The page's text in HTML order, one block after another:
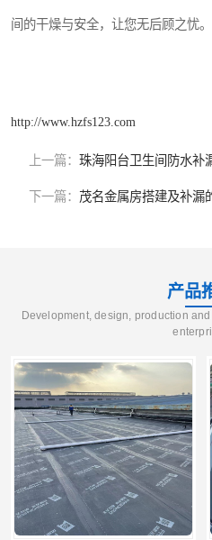
间的干燥与安全，让您无后顾之忧。
http://www.hzfs123.com
上一篇： 珠海阳台卫生间防水补
下一篇： 茂名金属房搭建及补漏
产品
Development, design, production